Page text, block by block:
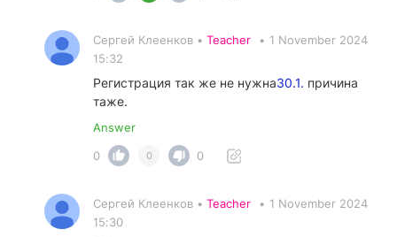
Сергей Клеенков • Teacher • 1 November 2024
15:32
Регистрация так же не нужна30.1. причина
таже.
Answer
0
0 0
Сергей Клеенков • Teacher • 1 November 2024
15:30